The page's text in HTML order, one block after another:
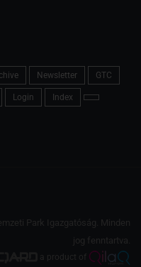
Newsletter GTC
Login Index
Park Igazgatóság. Minden
jog fenntartva.
a product of